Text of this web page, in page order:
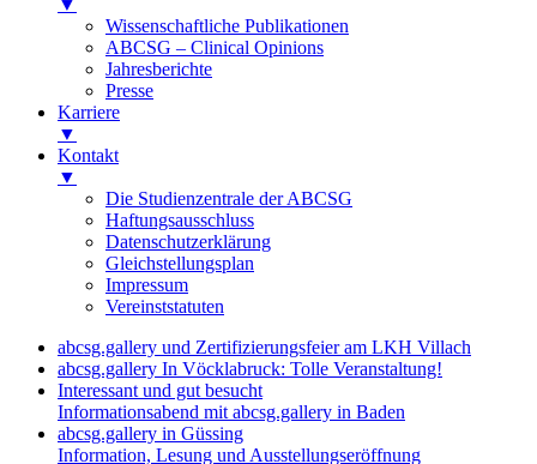
Wissenschaftliche Publikationen
ABCSG – Clinical Opinions
Jahresberichte
Presse
Karriere
▼
Kontakt
▼
Die Studienzentrale der ABCSG
Haftungsausschluss
Datenschutzerklärung
Gleichstellungsplan
Impressum
Vereinststatuten
abcsg.gallery und Zertifizierungsfeier am LKH Villach
abcsg.gallery In Vöcklabruck: Tolle Veranstaltung!
Interessant und gut besucht
Informationsabend mit abcsg.gallery in Baden
abcsg.gallery in Güssing
Information, Lesung und Ausstellungseröffnung